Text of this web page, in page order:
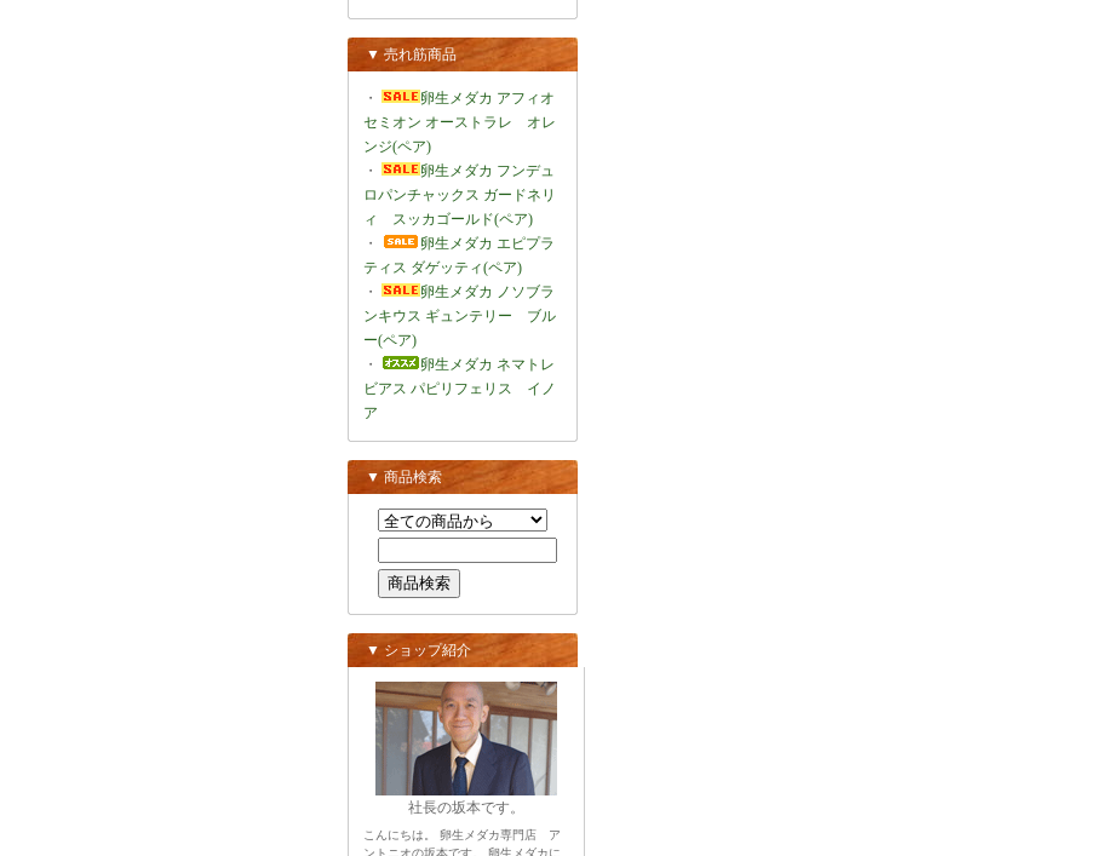
▼ 売れ筋商品
・
卵生メダカ アフィオ
セミオン オーストラレ オレ
ンジ(ペア)
・
卵生メダカ フンデュ
ロパンチャックス ガードネリ
ィ スッカゴールド(ペア)
・
卵生メダカ エピプラ
ティス ダゲッティ(ペア)
・
卵生メダカ ノソブラ
ンキウス ギュンテリー ブル
ー(ペア)
・
卵生メダカ ネマトレ
ビアス パピリフェリス イノ
ア
▼ 商品検索
▼ ショップ紹介
社長の坂本です。
こんにちは。 卵生メダカ専門店 ア
ントニオの坂本です。 卵生メダカに